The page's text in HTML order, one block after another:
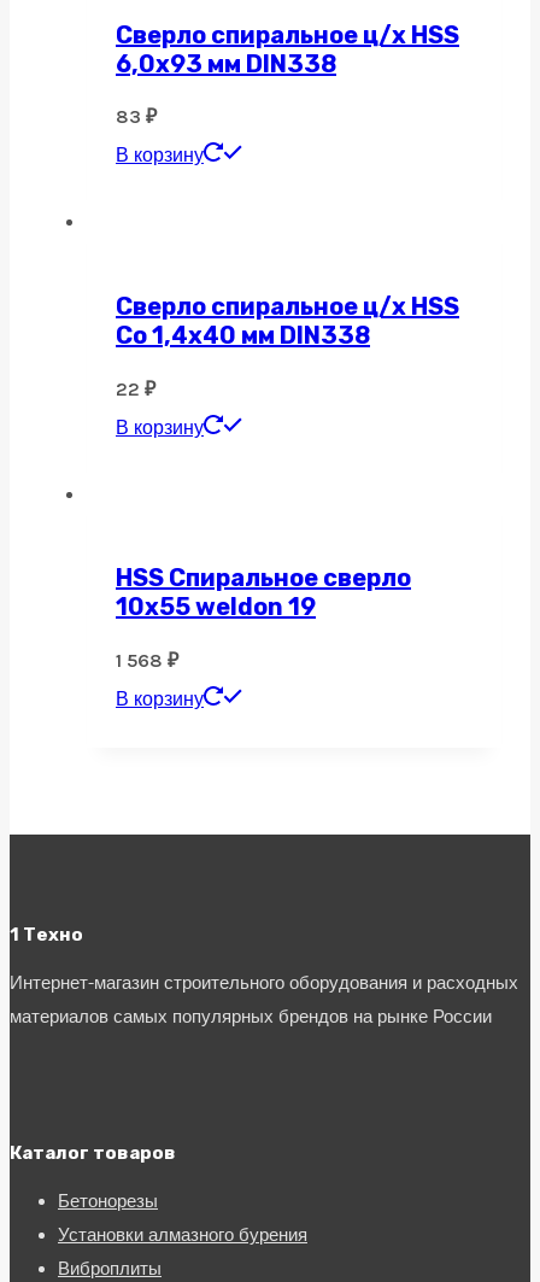
Сверло спиральное ц/х HSS
6,0х93 мм DIN338
83 ₽
В корзину
Сверло спиральное ц/х HSS
Co 1,4х40 мм DIN338
22 ₽
В корзину
HSS Спиральное сверло
10х55 weldon 19
1 568 ₽
В корзину
1 Техно
Интернет-магазин строительного оборудования и расходных
материалов самых популярных брендов на рынке России
Каталог товаров
Бетонорезы
Установки алмазного бурения
Виброплиты